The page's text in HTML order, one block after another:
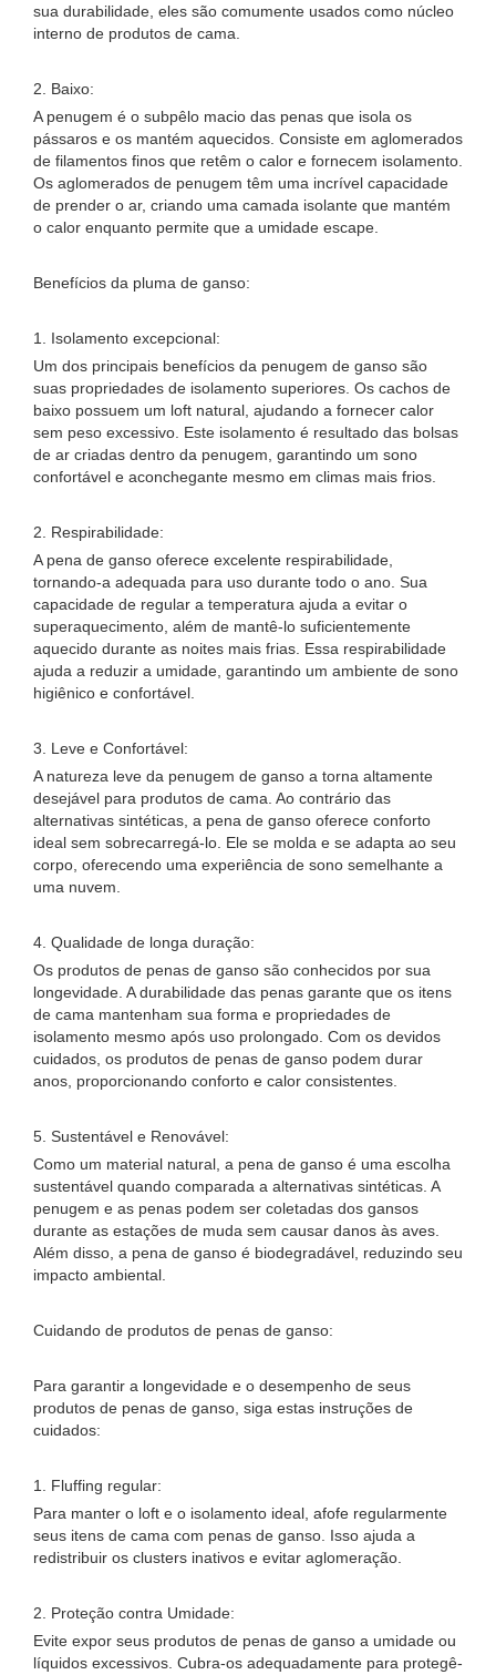
sua durabilidade, eles são comumente usados ​​como núcleo
interno de produtos de cama.
2. Baixo:
A penugem é o subpêlo macio das penas que isola os
pássaros e os mantém aquecidos. Consiste em aglomerados
de filamentos finos que retêm o calor e fornecem isolamento.
Os aglomerados de penugem têm uma incrível capacidade
de prender o ar, criando uma camada isolante que mantém
o calor enquanto permite que a umidade escape.
Benefícios da pluma de ganso:
1. Isolamento excepcional:
Um dos principais benefícios da penugem de ganso são
suas propriedades de isolamento superiores. Os cachos de
baixo possuem um loft natural, ajudando a fornecer calor
sem peso excessivo. Este isolamento é resultado das bolsas
de ar criadas dentro da penugem, garantindo um sono
confortável e aconchegante mesmo em climas mais frios.
2. Respirabilidade:
A pena de ganso oferece excelente respirabilidade,
tornando-a adequada para uso durante todo o ano. Sua
capacidade de regular a temperatura ajuda a evitar o
superaquecimento, além de mantê-lo suficientemente
aquecido durante as noites mais frias. Essa respirabilidade
ajuda a reduzir a umidade, garantindo um ambiente de sono
higiênico e confortável.
3. Leve e Confortável:
A natureza leve da penugem de ganso a torna altamente
desejável para produtos de cama. Ao contrário das
alternativas sintéticas, a pena de ganso oferece conforto
ideal sem sobrecarregá-lo. Ele se molda e se adapta ao seu
corpo, oferecendo uma experiência de sono semelhante a
uma nuvem.
4. Qualidade de longa duração:
Os produtos de penas de ganso são conhecidos por sua
longevidade. A durabilidade das penas garante que os itens
de cama mantenham sua forma e propriedades de
isolamento mesmo após uso prolongado. Com os devidos
cuidados, os produtos de penas de ganso podem durar
anos, proporcionando conforto e calor consistentes.
5. Sustentável e Renovável:
Como um material natural, a pena de ganso é uma escolha
sustentável quando comparada a alternativas sintéticas. A
penugem e as penas podem ser coletadas dos gansos
durante as estações de muda sem causar danos às aves.
Além disso, a pena de ganso é biodegradável, reduzindo seu
impacto ambiental.
Cuidando de produtos de penas de ganso:
Para garantir a longevidade e o desempenho de seus
produtos de penas de ganso, siga estas instruções de
cuidados:
1. Fluffing regular:
Para manter o loft e o isolamento ideal, afofe regularmente
seus itens de cama com penas de ganso. Isso ajuda a
redistribuir os clusters inativos e evitar aglomeração.
2. Proteção contra Umidade:
Evite expor seus produtos de penas de ganso a umidade ou
líquidos excessivos. Cubra-os adequadamente para protegê-